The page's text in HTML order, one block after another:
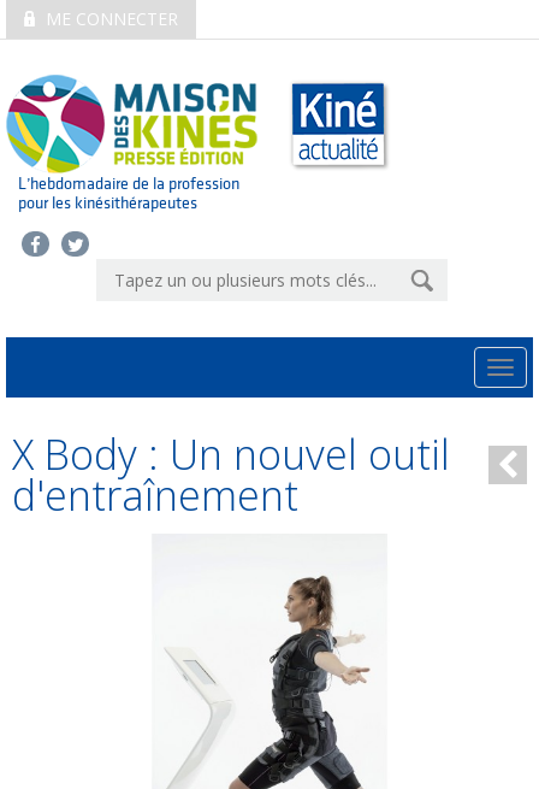
ME CONNECTER
L’hebdomadaire de la profession
pour les kinésithérapeutes
X Body : Un nouvel outil
d'entraînement